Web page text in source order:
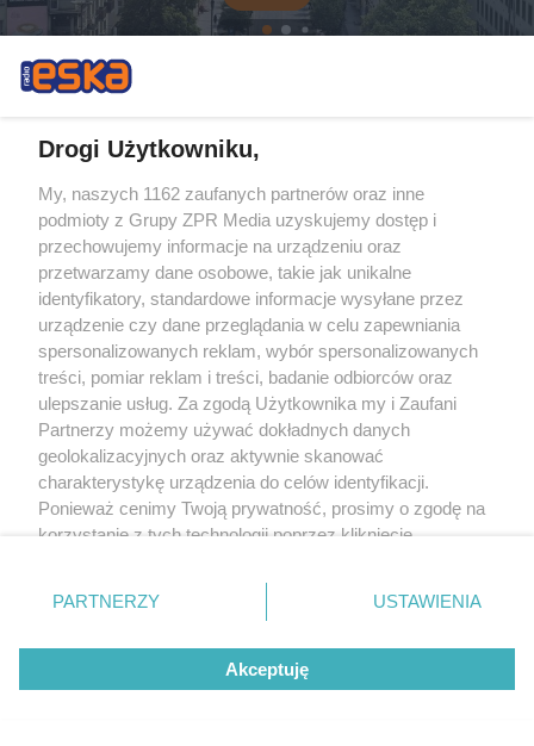
Drogi Użytkowniku,
My, naszych 1162 zaufanych partnerów oraz inne
podmioty z Grupy ZPR Media uzyskujemy dostęp i
przechowujemy informacje na urządzeniu oraz
przetwarzamy dane osobowe, takie jak unikalne
identyfikatory, standardowe informacje wysyłane przez
urządzenie czy dane przeglądania w celu zapewniania
spersonalizowanych reklam, wybór spersonalizowanych
treści, pomiar reklam i treści, badanie odbiorców oraz
ulepszanie usług. Za zgodą Użytkownika my i Zaufani
Partnerzy możemy używać dokładnych danych
geolokalizacyjnych oraz aktywnie skanować
charakterystykę urządzenia do celów identyfikacji.
Ponieważ cenimy Twoją prywatność, prosimy o zgodę na
korzystanie z tych technologii poprzez kliknięcie
zmienić/wycofać klikając przycisk ustawień prywatności
znajdujący się w lewym dolnym rogu strony
rodzaje przetwarzania danych nie wymagają zgody
użytkownika, ale masz prawo sprzeciwić się takiemu
przetwarzaniu. Preferencje będą miały zastosowanie tylko
PARTNERZY USTAWIENIA
Akceptuję